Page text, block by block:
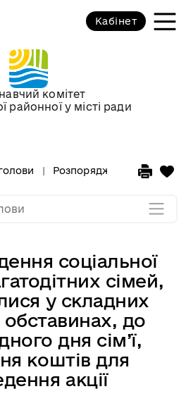
комітет
районної у місті ради
Кабінет
Розпорядження голови
соціальної
сімей,
у складних
до
дня сім’ї,
коштів для
акції
голови за 2017 рік